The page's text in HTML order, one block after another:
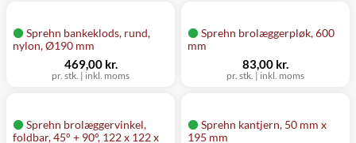
Sprehn bankeklods, rund,
nylon, Ø190 mm
pr. stk. | inkl. moms
469,00 kr.
Sprehn brolæggerpløk, 600
mm
pr. stk. | inkl. moms
83,00 kr.
Sprehn brolæggervinkel,
foldbar, 45° + 90°, 122 x 122 x
Sprehn kantjern, 50 mm x
195 mm